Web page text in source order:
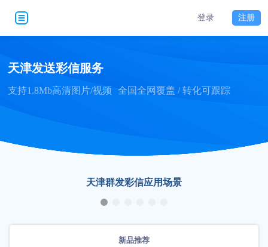
登录 注册
天津发送彩信服务
支持1.8Mb高清图片/视频 全国全网覆盖 / 转化可跟踪
天津群发彩信应用场景
新品推荐